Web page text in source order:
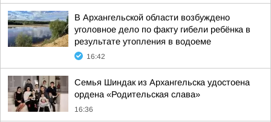
В Архангельской области возбуждено
уголовное дело по факту гибели ребёнка в
результате утопления в водоеме
16:42
Семья Шиндак из Архангельска удостоена
ордена «Родительская слава»
16:36